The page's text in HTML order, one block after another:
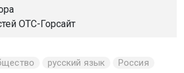
ОТС-Горсайт
русский язык Россия